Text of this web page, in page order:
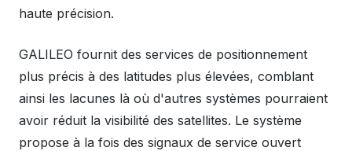
haute précision.
GALILEO fournit des services de positionnement
plus précis à des latitudes plus élevées, comblant
ainsi les lacunes là où d'autres systèmes pourraient
avoir réduit la visibilité des satellites. Le système
propose à la fois des signaux de service ouvert